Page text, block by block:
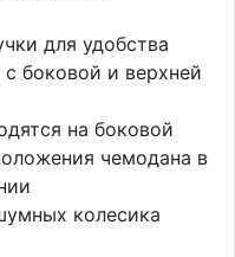
для удобства
боковой и верхней
на боковой
чемодана в
колесика